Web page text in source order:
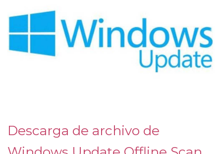
Descarga de archivo de